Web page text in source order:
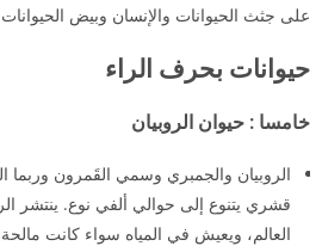
على جثث الحيوانات والإنسان وبيض
حيوانات بحرف الراء
خامسا : حيوان الروبيان
الروبيان والجمبري وسمي القَمرون وربما
قشري يتنوع إلى حوالي ألفي نوع. ينتشر
العالم، ويعيش في المياه سواء كانت